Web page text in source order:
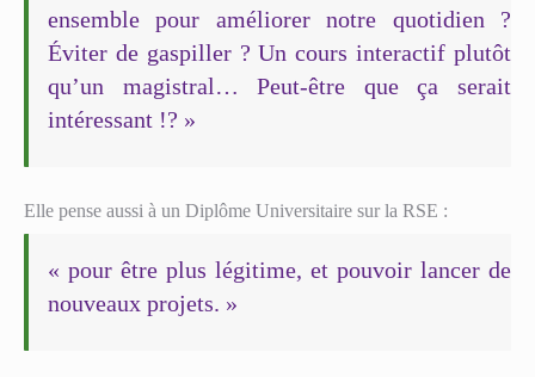
ensemble pour améliorer notre quotidien ?
Éviter de gaspiller ? Un cours interactif plutôt
qu’un magistral… Peut-être que ça serait
intéressant !? »
Elle pense aussi à un Diplôme Universitaire sur la RSE :
« pour être plus légitime, et pouvoir lancer de
nouveaux projets. »